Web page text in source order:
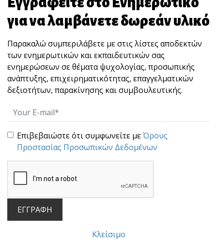
Ολοήμερο Βιωματικό
Εργαστήριο (coaching)
Στοχοθεσίας
για να λαμβάνετε δωρεάν υλικό
Παρακαλώ συμπεριλάβετε με στις λίστες αποδεκτών
των ενημερωτικών και εκπαιδευτικών σας
ενημερώσεων σε θέματα ψυχολογίας, προσωπικής
ανάπτυξης, επιχειρηματικότητας, επαγγελματικών
δεξιοτήτων, παρακίνησης και συμβουλευτικής.
Επιβεβαιώστε ότι συμφωνείτε μεΌρους
Προστασίας Προσωπικών Δεδομένων
ΕΓΓΡΑΦΗ
Κλείσιμο